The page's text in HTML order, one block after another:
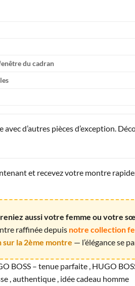
du cadran
d’autres pièces d’exception.
et recevez votre montre
aussi votre femme ou votre
raffinée depuis notre collection
sur la 2ème montre — l’élégance se
BOSS – tenue parfaite , HUGO
, authentique , idée cadeau homme